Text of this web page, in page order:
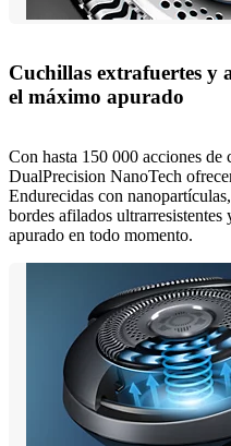
Cuchillas extrafuertes y
el máximo apurado
Con hasta 150 000 acciones
DualPrecision NanoTech
Endurecidas con
bordes afilados
apurado en todo momento.